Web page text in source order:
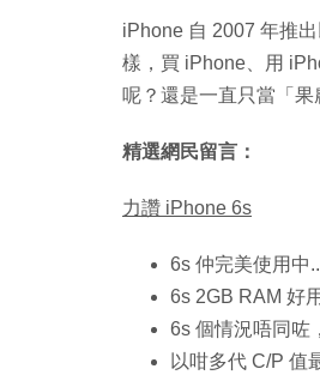
iPhone 自 2007 年推
樣，買 iPhone、用
呢？還是一直只當「
精選網民留言：
力讚 iPhone 6s
6s 仲完美使用中
6s 2GB RAM 好
6s 個情況唔同咗
以咁多代 C/P 值